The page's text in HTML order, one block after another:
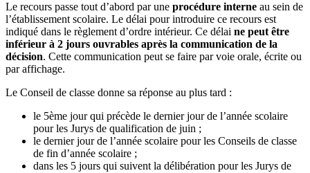
Le recours passe tout d’abord par une procédure interne au sein de
l’établissement scolaire. Le délai pour introduire ce recours est
indiqué dans le règlement d’ordre intérieur. Ce délai ne peut être
inférieur à 2 jours ouvrables après la communication de la
décision. Cette communication peut se faire par voie orale, écrite ou
par affichage.
Le Conseil de classe donne sa réponse au plus tard :
le 5ème jour qui précède le dernier jour de l’année scolaire
pour les Jurys de qualification de juin ;
le dernier jour de l’année scolaire pour les Conseils de classe
de fin d’année scolaire ;
dans les 5 jours qui suivent la délibération pour les Jurys de